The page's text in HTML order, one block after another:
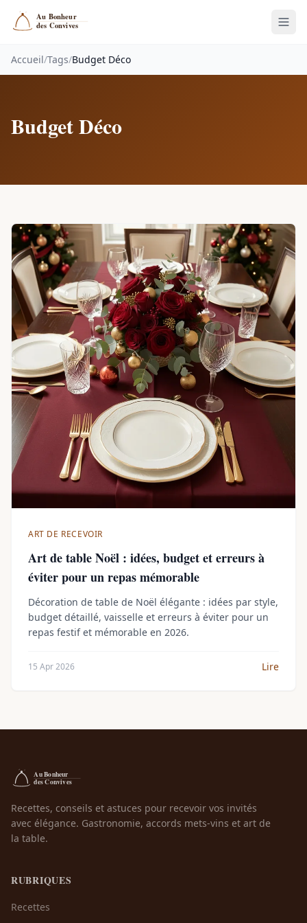
Accueil/Tags/Budget Déco
Budget Déco
ART DE RECEVOIR
Art de table Noël : idées, budget et erreurs à
éviter pour un repas mémorable
Décoration de table de Noël élégante : idées par style,
budget détaillé, vaisselle et erreurs à éviter pour un
repas festif et mémorable en 2026.
15 Apr 2026 Lire
Recettes, conseils et astuces pour recevoir vos invités
avec élégance. Gastronomie, accords mets-vins et art de
la table.
RUBRIQUES
Recettes